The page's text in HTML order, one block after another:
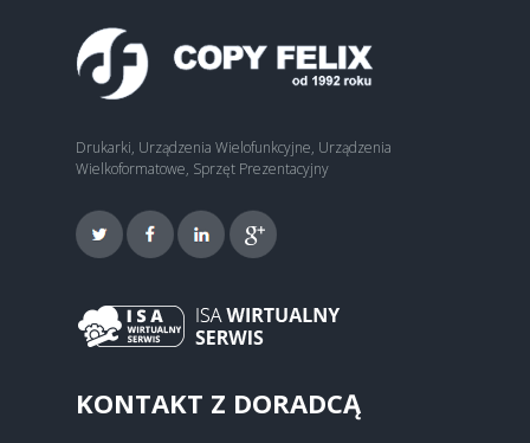
Drukarki, Urządzenia Wielofunkcyjne, Urządzenia
Wielkoformatowe, Sprzęt Prezentacyjny
KONTAKT Z DORADCĄ